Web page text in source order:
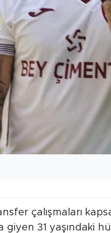
çalışmaları
giyen 31 yaşındaki